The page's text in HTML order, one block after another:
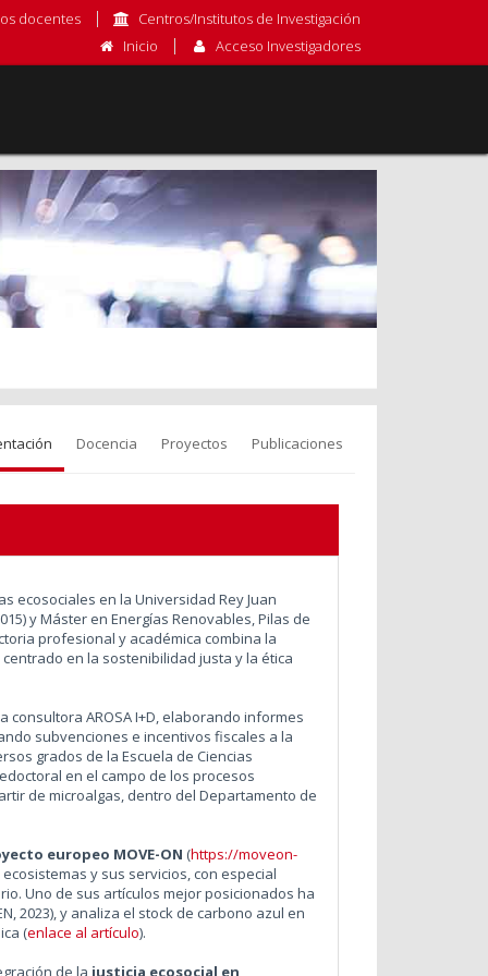
docentes
Centros/Institutos de Investigación
Inicio
Acceso Investigadores
Docencia Proyectos Publicaciones
ecosociales en la Universidad Rey Juan
y Máster en Energías Renovables, Pilas de
profesional y académica combina la
en la sostenibilidad justa y la ética
consultora AROSA I+D, elaborando informes
subvenciones e incentivos fiscales a la
grados de la Escuela de Ciencias
en el campo de los procesos
de microalgas, dentro del Departamento de
europeo MOVE-ON (https://moveon-
y sus servicios, con especial
Uno de sus artículos mejor posicionados ha
2023), y analiza el stock de carbono azul en
(enlace al artículo).
de la justicia ecosocial en